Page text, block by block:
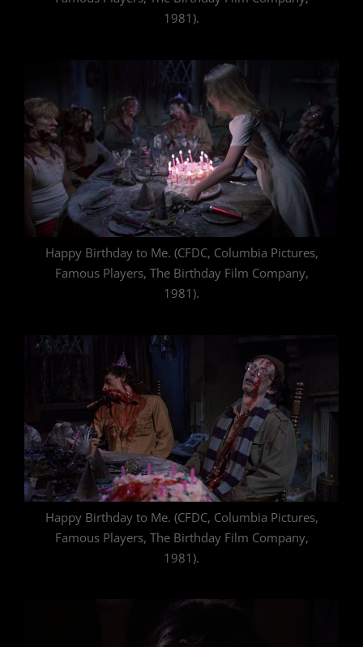
1981).
Happy Birthday to Me. (CFDC, Columbia Pictures,
Famous Players, The Birthday Film Company,
1981).
Happy Birthday to Me. (CFDC, Columbia Pictures,
Famous Players, The Birthday Film Company,
1981).